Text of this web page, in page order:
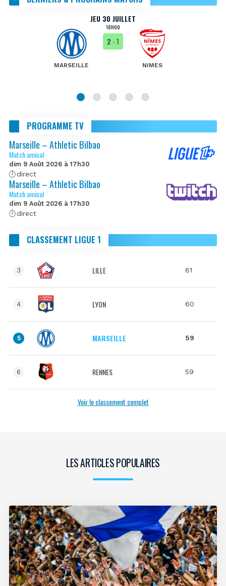
JEU 30 JUILLET
18H00
MARSEILLE
2 - 1
NIMES
PROGRAMME TV
Marseille – Athletic Bilbao
Match amical
dim 9 Août 2026 à 17h30
direct
Marseille – Athletic Bilbao
Match amical
dim 9 Août 2026 à 17h30
direct
CLASSEMENT LIGUE 1
3 LILLE 61
4 LYON 60
5 MARSEILLE 59
6 RENNES 59
Voir le classement complet
LES ARTICLES POPULAIRES